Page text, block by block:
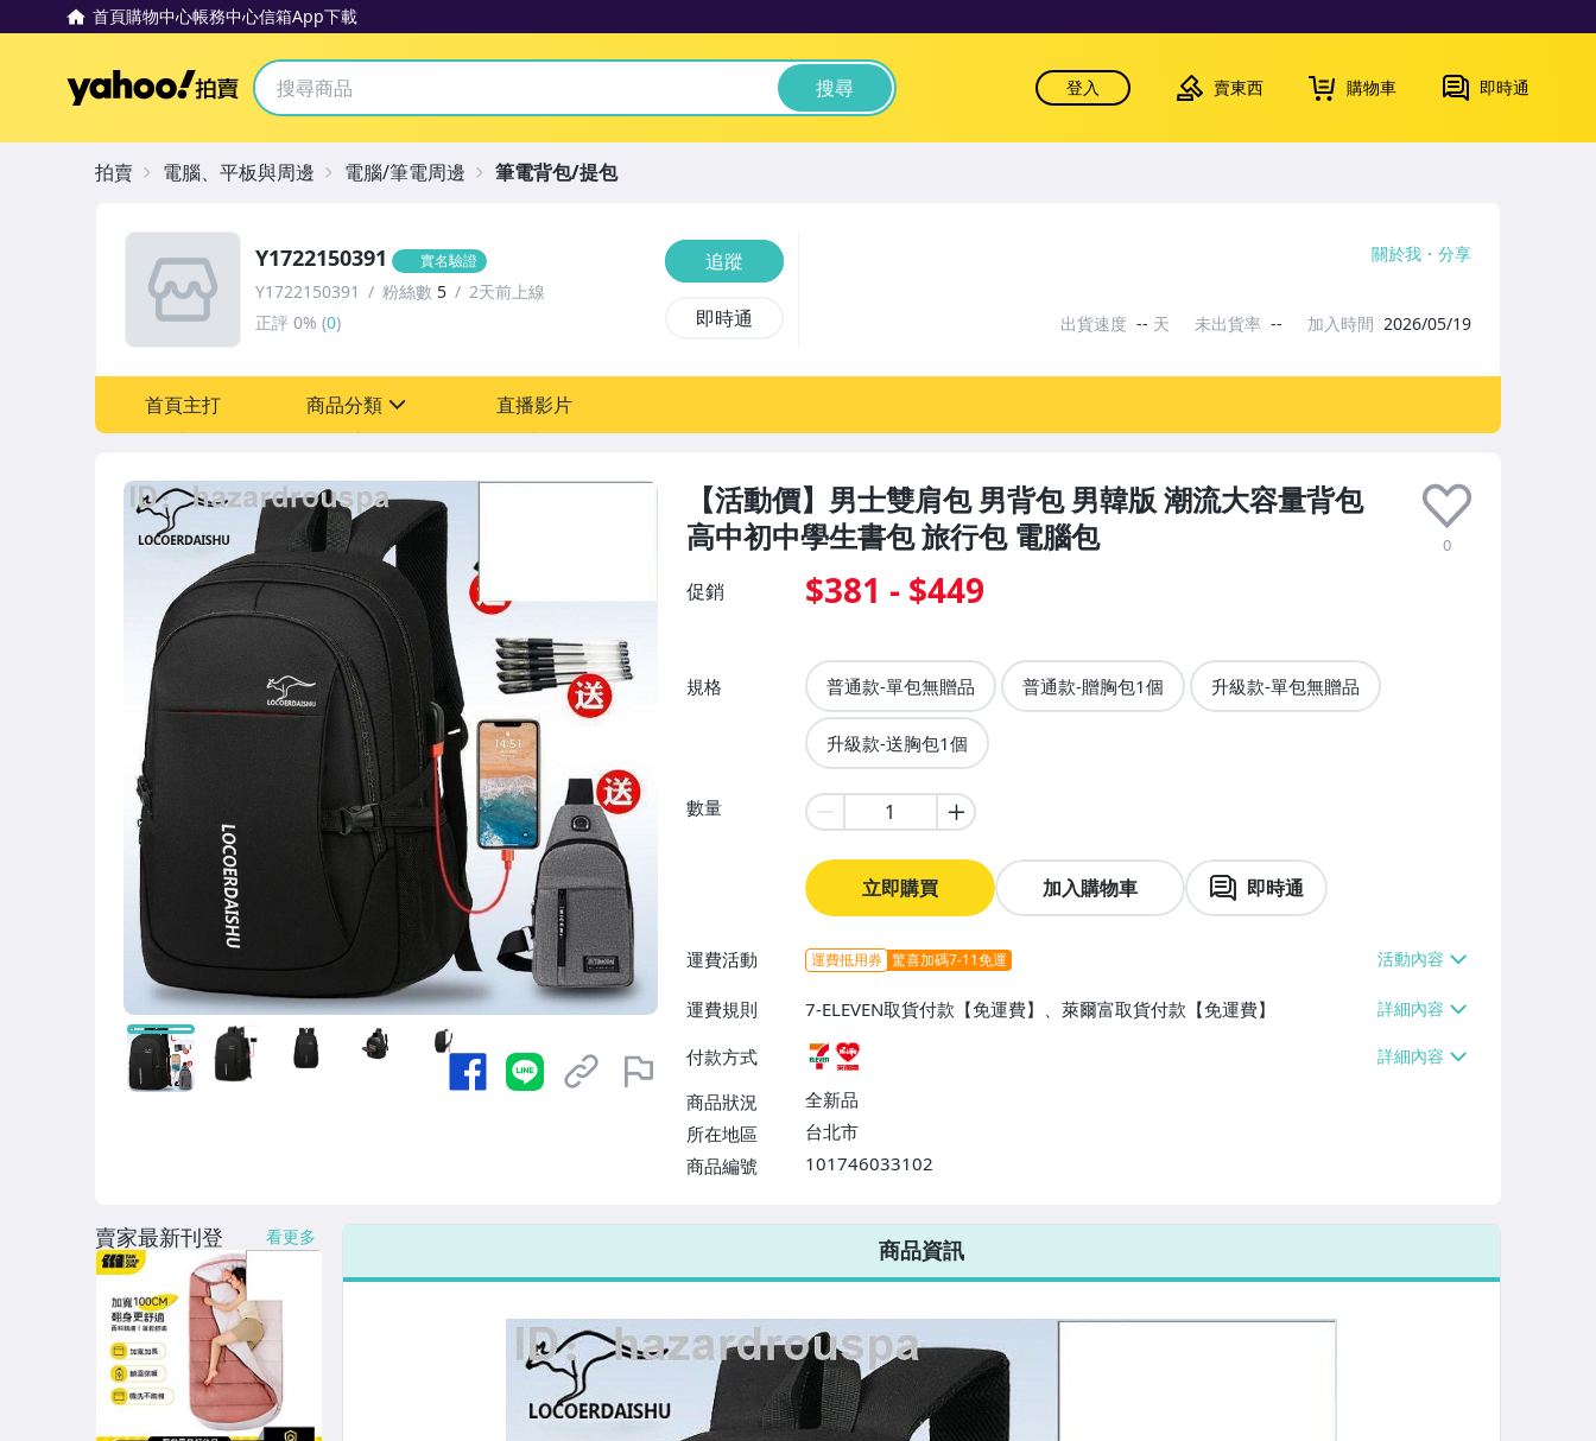
首頁購物中心帳務中心信箱App下載
Yahoo拍賣 搜尋 登入 賣東西 購物車 即時通
【活動價】男士雙肩包 男背包 男韓版 潮流大容量背包
高中初中學生書包 旅行包 電腦包
0
促銷 $381 - $449
規格 普通款-單包無贈品 普通款-贈胸包1個 升級款-單包無贈品
升級款-送胸包1個
數量
立即購買 加入購物車 即時通
運費活動 運費抵用券 驚喜加碼7-11免運
運費規則
7-ELEVEN取貨付款【免運費】、萊爾富取貨付款【免運費】
付款方式
商品狀況
全新品
所在地區
台北市
商品編號
101746033102
7-ELEVEN 運費只要38元
不限金額、筆數，筆筆優惠無限次！
Y1722150391 實名驗證
Y1722150391 粉絲數 5
2天前上線
正評 0% (0)
追蹤
即時通
關於我 分享
出貨速度 -- 天 未出貨率 -- 加入時間 2026/05/19
首頁主打 商品分類
圖書/影音/文具
古董、藝術與礦石
手機、配件與通訊
美容保養與彩妝
運動、戶外與休閒
嬰幼兒與孕婦
汽機車精品百貨
居家、家具與園藝
玩具、模型與公仔
男性精品與服飾
手錶與飾品配件
女包精品與女鞋
家電與影音視聽
直播影片
拍賣 電腦、平板與周邊 電腦/筆電周邊 筆電背包/提包
商品資訊
賣家最新刊登 看更多